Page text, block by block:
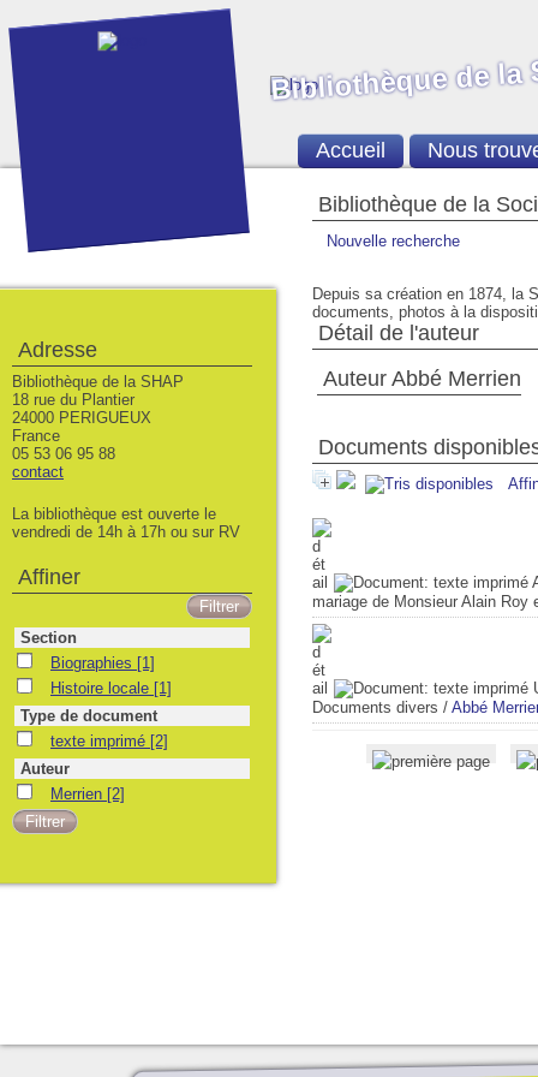
Bibliothèque de la
Nouvelle recherche
Depuis sa création en 1874, la
documents, photos à la
Détail de l'auteur
Auteur Abbé Merrien
Documents
mariage de Monsieur Alain
Documents divers / Abbé
Bibliothèque de la
Accueil Nous
Adresse
Bibliothèque de la SHAP
18 rue du Plantier
24000 PERIGUEUX
France
05 53 06 95 88
contact
La bibliothèque est ouverte le
vendredi de 14h à 17h ou sur RV
Affiner
Section
Biographies [1]
Histoire locale [1]
Type de document
texte imprimé [2]
Auteur
Merrien [2]